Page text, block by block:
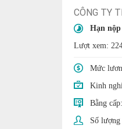
CÔNG TY
Hạn nộp
Lượt xem:
Mức
Kinh
Bằng cấp:
Số lượng